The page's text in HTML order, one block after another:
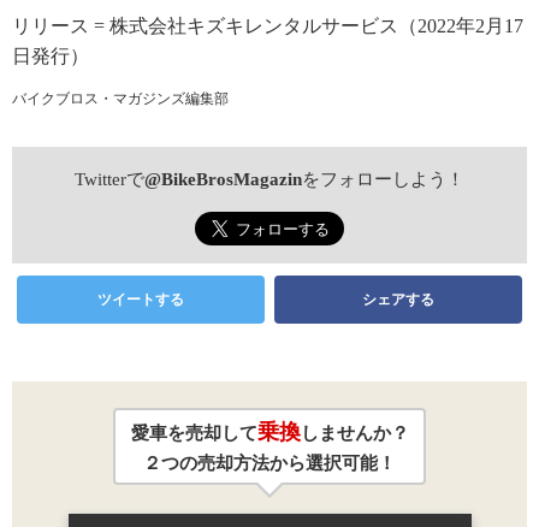
リリース = 株式会社キズキレンタルサービス（2022年2月17
日発行）
バイクブロス・マガジンズ編集部
Twitterで@BikeBrosMagazinをフォローしよう！
ツイートする シェアする
愛車を売却して乗換しませんか？
２つの売却方法から選択可能！